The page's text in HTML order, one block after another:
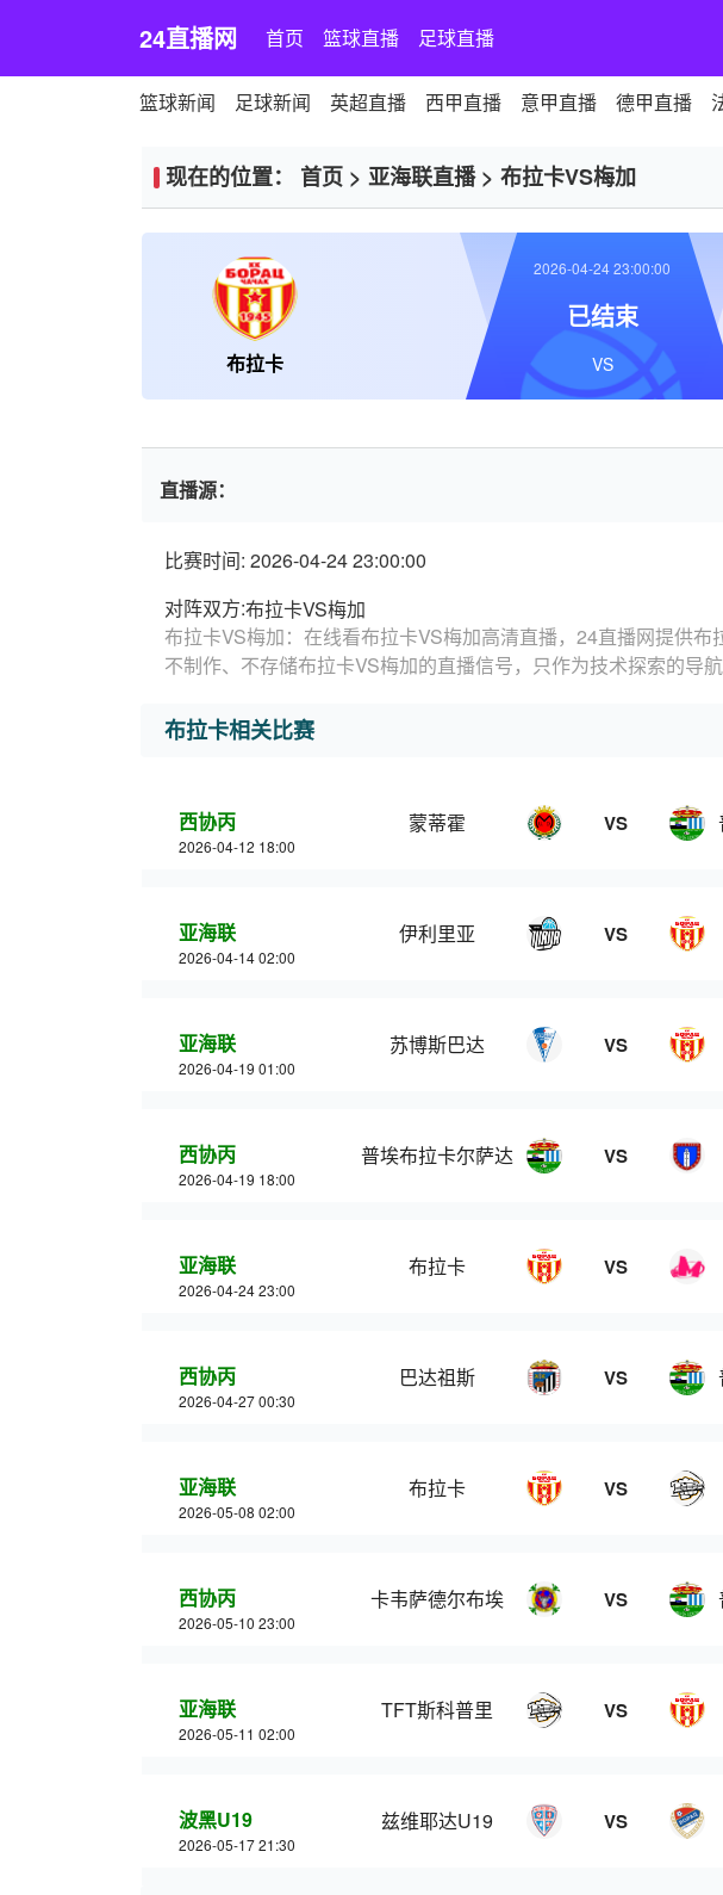
24直播网 首页 篮球直播 足球直播
篮球新闻 足球新闻 英超直播 西甲直播 意甲直播 德甲直播
现在的位置： 首页 > 亚海联直播> 布拉卡VS梅加
布拉卡
2026-04-24 23:00:00
已结束
VS
直播源：
比赛时间: 2026-04-24 23:00:00
对阵双方:布拉卡VS梅加
布拉卡VS梅加：在线看布拉卡VS梅加高清直播，24直播网提供
不制作、不存储布拉卡VS梅加的直播信号，只作为技术探索的导航
布拉卡相关比赛
西协丙
2026-04-12 18:00
蒙蒂霍 VS
亚海联
2026-04-14 02:00
伊利里亚 VS
亚海联
2026-04-19 01:00
苏博斯巴达 VS
西协丙
2026-04-19 18:00
普埃布拉卡尔萨达 VS
亚海联
2026-04-24 23:00
布拉卡 VS
西协丙
2026-04-27 00:30
巴达祖斯 VS
亚海联
2026-05-08 02:00
布拉卡 VS
西协丙
2026-05-10 23:00
卡韦萨德尔布埃 VS
亚海联
2026-05-11 02:00
TFT斯科普里 VS
波黑U19
2026-05-17 21:30
兹维耶达U19 VS